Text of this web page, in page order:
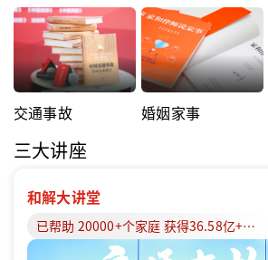
交通事故 婚姻家事
三大讲座
和解大讲堂
已帮助 20000+个家庭 获得36.58亿+赔偿款